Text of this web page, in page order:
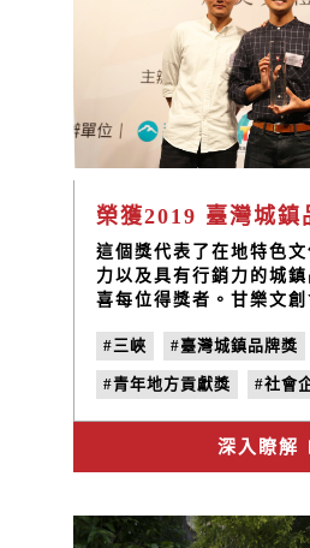
這個獎代表了在地特色
力以及具有行銷力的城
喜每位得獎者。甘樂文
#三峽
#臺灣城鎮品牌獎
#青年地方貢獻獎 #社會
#地方創生 #甘樂文創
深入瞭解